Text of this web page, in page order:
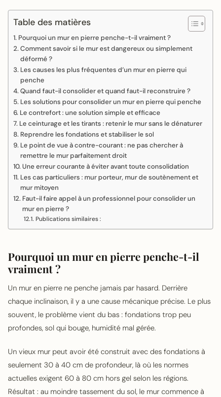
Table des matières
Pourquoi un mur en pierre penche-t-il vraiment ?
Comment savoir si le mur est dangereux ou simplement
déformé ?
Les causes les plus fréquentes d’un mur en pierre qui
penche
Quand faut-il consolider et quand faut-il reconstruire ?
Les solutions pour consolider un mur en pierre qui penche
Le contrefort : une solution simple et efficace
Le ceinturage et les tirants : retenir le mur sans le dénaturer
Reprendre les fondations et stabiliser le sol
Le point de vue à contre-courant : ne pas chercher à
remettre le mur parfaitement droit
Une erreur courante à éviter avant toute consolidation
Les cas particuliers : mur porteur, mur de soutènement et
mur mitoyen
Faut-il faire appel à un professionnel pour consolider un
mur en pierre ?
Publications similaires :
Pourquoi un mur en pierre penche-t-il
vraiment ?
Un mur en pierre ne penche jamais par hasard. Derrière
chaque inclinaison, il y a une cause mécanique précise. Le plus
souvent, le problème vient du bas : fondations trop peu
profondes, sol qui bouge, humidité mal gérée.
Un vieux mur peut avoir été construit avec des fondations à
seulement 30 à 40 cm de profondeur, là où les normes
actuelles exigent 60 à 80 cm hors gel selon les régions.
Résultat : au moindre tassement du sol, le mur commence à